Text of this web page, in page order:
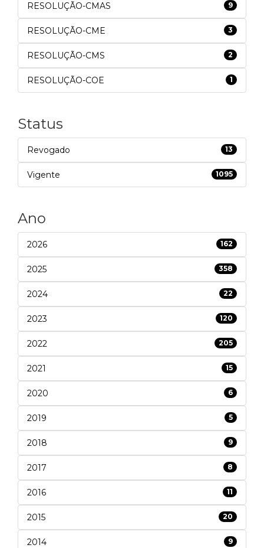
RESOLUÇÃO-CMAS 9
RESOLUÇÃO-CME 3
RESOLUÇÃO-CMS 2
RESOLUÇÃO-COE 1
Status
Revogado 13
Vigente 1095
Ano
2026 162
2025 358
2024 22
2023 120
2022 205
2021 15
2020 6
2019 5
2018 9
2017 8
2016 11
2015 20
2014 9